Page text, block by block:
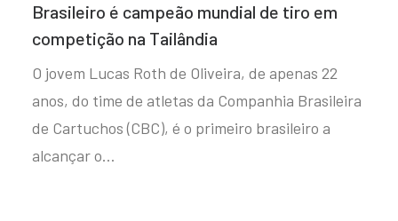
Brasileiro é campeão mundial de tiro em
competição na Tailândia
O jovem Lucas Roth de Oliveira, de apenas 22
anos, do time de atletas da Companhia Brasileira
de Cartuchos (CBC), é o primeiro brasileiro a
alcançar o…